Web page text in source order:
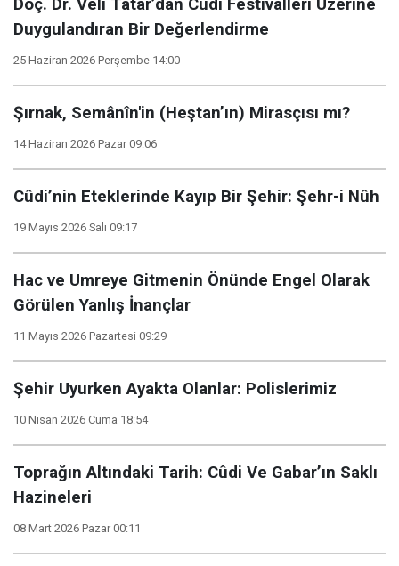
Doç. Dr. Veli Tatar’dan Cûdî Festivalleri Üzerine
Duygulandıran Bir Değerlendirme
25 Haziran 2026 Perşembe 14:00
Şırnak, Semânîn'in (Heştan’ın) Mirasçısı mı?
14 Haziran 2026 Pazar 09:06
Cûdi’nin Eteklerinde Kayıp Bir Şehir: Şehr-i Nûh
19 Mayıs 2026 Salı 09:17
Hac ve Umreye Gitmenin Önünde Engel Olarak
Görülen Yanlış İnançlar
11 Mayıs 2026 Pazartesi 09:29
Şehir Uyurken Ayakta Olanlar: Polislerimiz
10 Nisan 2026 Cuma 18:54
Toprağın Altındaki Tarih: Cûdi Ve Gabar’ın Saklı
Hazineleri
08 Mart 2026 Pazar 00:11